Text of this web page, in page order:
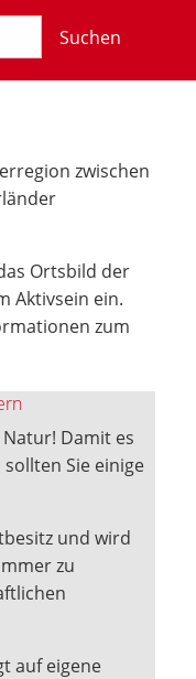
Suchen
zwischen
Ortsbild der
Aktivsein ein.
zum
Damit es
Sie einige
und wird
zu
auf eigene